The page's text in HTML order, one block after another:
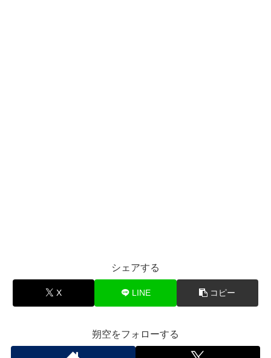
シェアする
X LINE コピー
朔空をフォローする